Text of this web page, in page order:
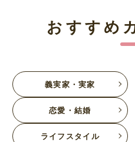
おすすめ
義実家・実家
恋愛・結婚
ライフスタイル